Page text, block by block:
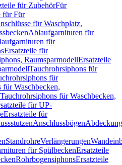
für ZubehörFür
für Für
für Waschplatz,
Ablaufgarnituren für
für
Ersatzteile für
RaumsparmodellErsatzteile
Tauchrohrsiphons für
für
für Waschbecken,
für Waschbecken,
für UP-
Ersatzteile für
Anschlussbögen
StandrohreVerlängerungen
für SpülbeckenErsatzteile
RohrbogensiphonsErsatzteile